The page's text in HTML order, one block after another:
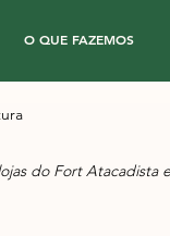
O QUE FAZEMOS
do Fort Atacadista